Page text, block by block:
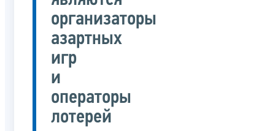
организаторы
азартных
игр
и
операторы
лотерей